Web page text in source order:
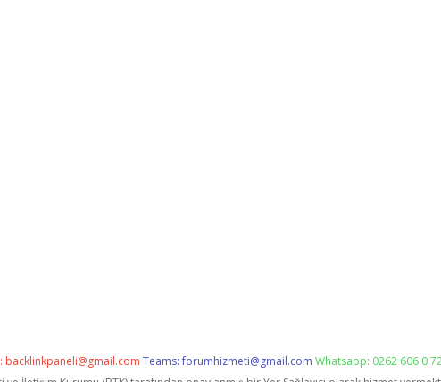
backlinkpaneli@gmail.com Teams:forumhizmeti@gmail.com Whatsapp: 0262 606 0